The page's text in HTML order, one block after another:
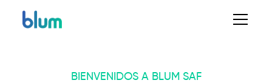
BIENVENIDOS A BLUM SAF